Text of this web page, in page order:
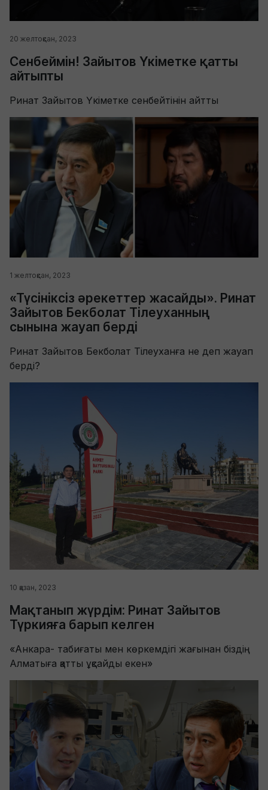
20 желтоқсан, 2023
Сенбеймін! Зайытов Үкіметке қатты
айтыпты
Ринат Зайытов Үкіметке сенбейтінін айтты
1 желтоқсан, 2023
«Түсініксіз әрекеттер жасайды». Ринат
Зайытов Бекболат Тілеуханның
сынына жауап берді
Ринат Зайытов Бекболат Тілеуханға не деп жауап
берді?
10 қазан, 2023
Мақтанып жүрдім: Ринат Зайытов
Түркияға барып келген
«Анкара- табиғаты мен көркемдігі жағынан біздің
Алматыға қатты ұқсайды екен»